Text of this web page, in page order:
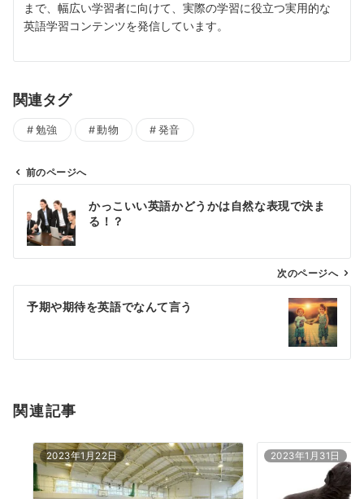
まで、幅広い学習者に向けて、実際の学習に役立つ実用的な
英語学習コンテンツを発信しています。
関連タグ
勉強 動物 発音
ビ
ン
前のページへ
かっこいい英語かどうかは自然な表現で決ま
る！？
次のページへ
予期や期待を英語でなんて言う
関連記事
2023年1月22日 2023年1月31日